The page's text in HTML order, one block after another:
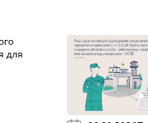
для